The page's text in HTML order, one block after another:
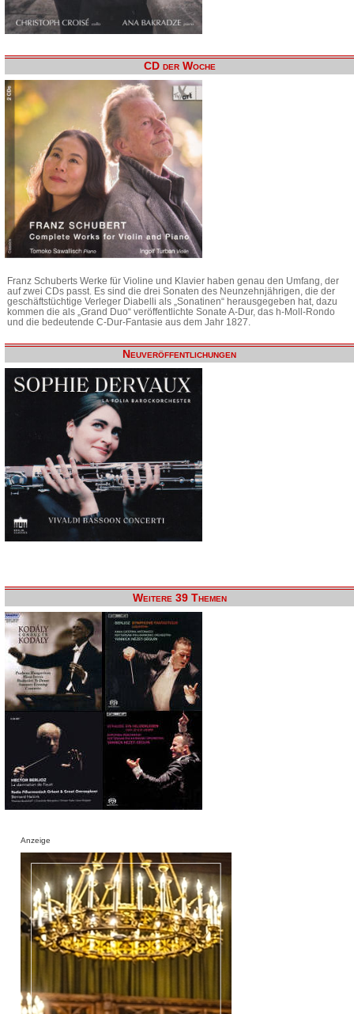
CD der Woche
Franz Schuberts Werke für Violine und Klavier haben genau den Umfang, der
auf zwei CDs passt. Es sind die drei Sonaten des Neunzehnjährigen, die der
geschäftstüchtige Verleger Diabelli als „Sonatinen“ herausgegeben hat, dazu
kommen die als „Grand Duo“ veröffentlichte Sonate A-Dur, das h-Moll-Rondo
und die bedeutende C-Dur-Fantasie aus dem Jahr 1827.
Neuveröffentlichungen
Weitere 39 Themen
Anzeige